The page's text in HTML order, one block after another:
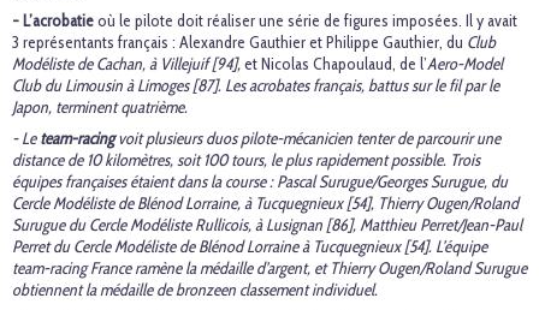
- L’acrobatieoù le pilote doit réaliser une série de figures imposées. Il y avait
3 représentants français : Alexandre Gauthier et Philippe Gauthier, du Club
Modéliste de Cachan, à Villejuif [94],et Nicolas Chapoulaud, de l’Aero-Model
Club du Limousin à Limoges [87]. Les acrobates français, battus sur le fil par le
Japon, terminent quatrième.
- Leteam-racingvoit plusieurs duos pilote-mécanicien tenter de parcourir une
distance de 10 kilomètres, soit 100 tours, le plus rapidement possible. Trois
équipes françaises étaient dans la course : Pascal Surugue/Georges Surugue, du
Cercle Modéliste de Blénod Lorraine, à Tucquegnieux [54], Thierry Ougen/Roland
Surugue du Cercle Modéliste Rullicois, à Lusignan [86], Matthieu Perret​/Jean-Paul
Perret du Cercle Modéliste de Blénod Lorraine à Tucquegnieux [54]. L’équipe
team-racing France ramène la médaille d’argent, et Thierry Ougen/Roland Surugue
obtiennent la médaille de bronzeen classement individuel.